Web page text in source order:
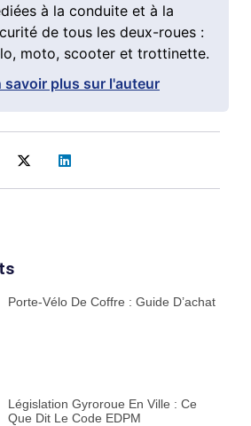
à la conduite et à la
de tous les deux-roues :
moto, scooter et trottinette.
savoir plus sur l'auteur
Porte-Vélo De Coffre : Guide D’achat
Législation Gyroroue En Ville : Ce
Que Dit Le Code EDPM